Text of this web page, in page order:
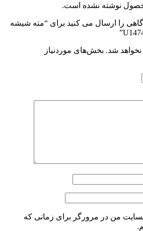
نوشته نشده است.
را ارسال می کنید برای “مته شیشه
شد. بخش‌های موردنیاز
من در مرورگر برای زمانی که